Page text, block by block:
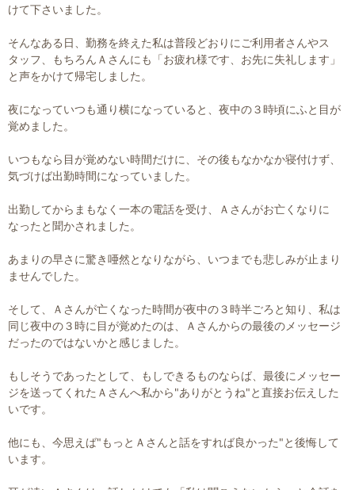
けて下さいました。
そんなある日、勤務を終えた私は普段どおりにご利用者さんやス
タッフ、もちろんＡさんにも「お疲れ様です、お先に失礼します」
と声をかけて帰宅しました。
夜になっていつも通り横になっていると、夜中の３時頃にふと目が
覚めました。
いつもなら目が覚めない時間だけに、その後もなかなか寝付けず、
気づけば出勤時間になっていました。
出勤してからまもなく一本の電話を受け、Ａさんがお亡くなりに
なったと聞かされました。
あまりの早さに驚き唖然となりながら、いつまでも悲しみが止まり
ませんでした。
そして、Ａさんが亡くなった時間が夜中の３時半ごろと知り、私は
同じ夜中の３時に目が覚めたのは、Ａさんからの最後のメッセージ
だったのではないかと感じました。
もしそうであったとして、もしできるものならば、最後にメッセー
ジを送ってくれたＡさんへ私から"ありがとうね"と直接お伝えした
いです。
他にも、今思えば"もっとＡさんと話をすれば良かった"と後悔して
います。